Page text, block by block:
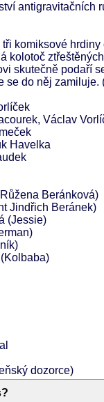
antigravitačních
tři komiksové
kolotoč
skutečně podaří
se do něj zamiluje.
Václav
Havelka
Beránková)
Jindřich Beránek)
(Jessie)
dozorce)